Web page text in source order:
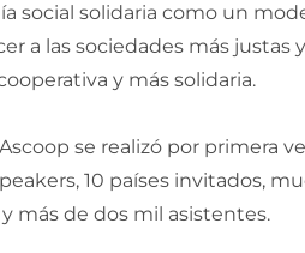
social solidaria como un
a las sociedades más
y más solidaria.
se realizó por primera
10 países invitados,
más de dos mil asistentes.